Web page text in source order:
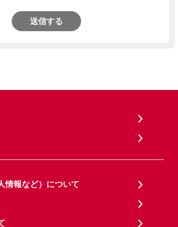
送信する
情報など）について